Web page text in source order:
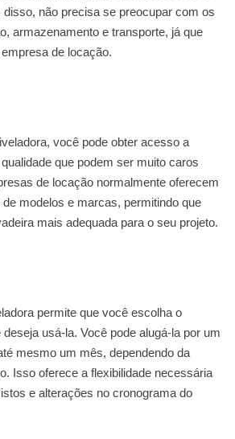
não precisa se preocupar com os
armazenamento e transporte, já que
de locação.
você pode obter acesso a
que podem ser muito caros
de locação normalmente oferecem
modelos e marcas, permitindo que
mais adequada para o seu projeto.
permite que você escolha o
usá-la. Você pode alugá-la por um
mesmo um mês, dependendo da
Isso oferece a flexibilidade necessária
e alterações no cronograma do